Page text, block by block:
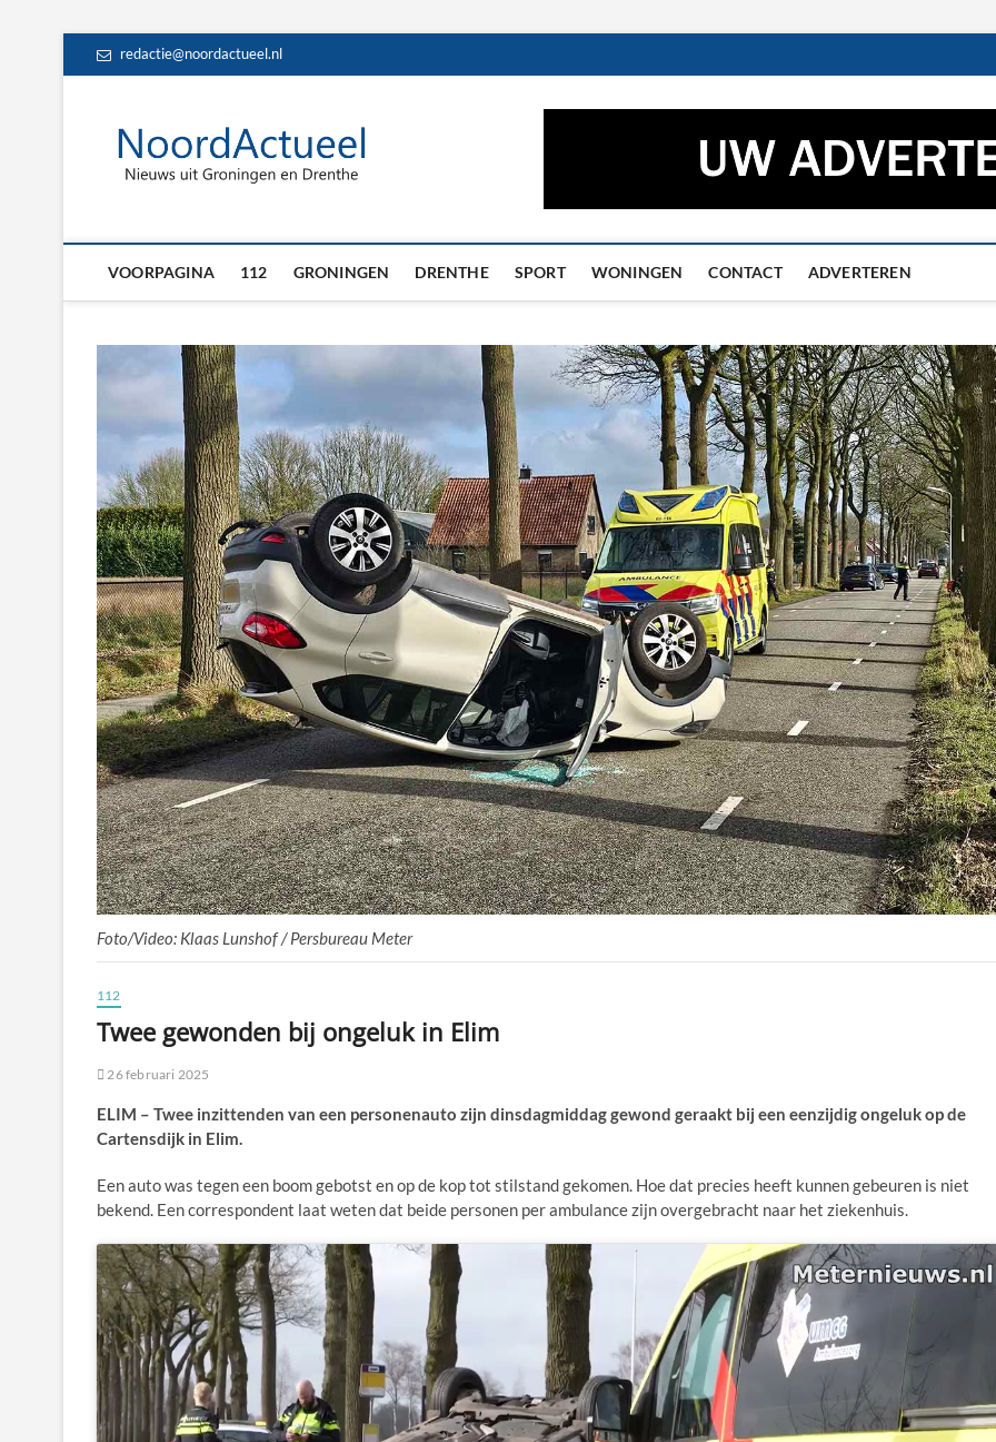
redactie@noordactueel.nl
NoordActueel – Het laatste
VOORPAGINA 112 GRONINGEN DRENTHE SPORT WONINGEN CONTACT ADVERTEREN
Foto/Video: Klaas Lunshof / Persbureau Meter
112
Twee gewonden bij ongeluk in Elim
26 februari 2025
ELIM – Twee inzittenden van een personenauto zijn dinsdagmiddag gewond geraakt bij een eenzijdig ongeluk op de
Cartensdijk in Elim.
Een auto was tegen een boom gebotst en op de kop tot stilstand gekomen. Hoe dat precies heeft kunnen gebeuren is niet
bekend. Een correspondent laat weten dat beide personen per ambulance zijn overgebracht naar het ziekenhuis.